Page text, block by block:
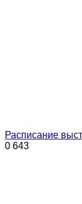
Расписание
0 643